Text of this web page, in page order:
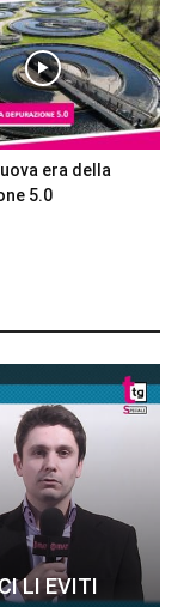
era della
5.0
LI EVITI